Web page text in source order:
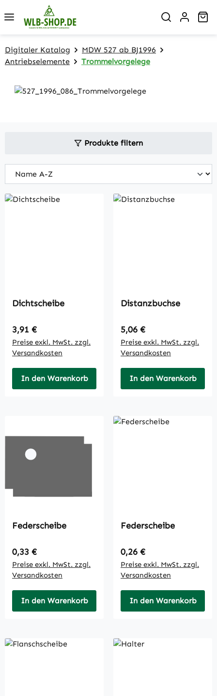
Zum Hauptinhalt springen
Digitaler Katalog
MDW 527 ab BJ1996
Antriebselemente
Trommelvorgelege
Produkte filtern
Dichtscheibe
Regulärer Preis:
3,91 €
Preise exkl. MwSt. zzgl.
Versandkosten
In den Warenkorb
Distanzbuchse
Regulärer Preis:
5,06 €
Preise exkl. MwSt. zzgl.
Versandkosten
In den Warenkorb
Federscheibe
Regulärer Preis:
0,33 €
Preise exkl. MwSt. zzgl.
Versandkosten
In den Warenkorb
Federscheibe
Regulärer Preis:
0,26 €
Preise exkl. MwSt. zzgl.
Versandkosten
In den Warenkorb